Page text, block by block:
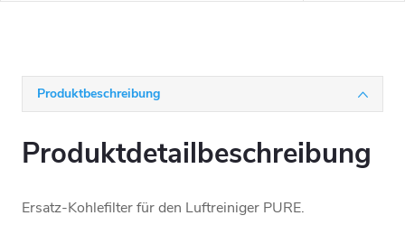
Produktbeschreibung
Produktdetailbeschreibung
Ersatz-Kohlefilter für den Luftreiniger PURE.